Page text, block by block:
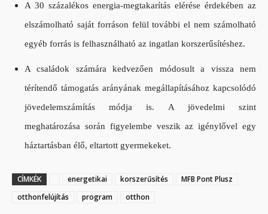
A 30 százalékos energia-megtakarítás elérése érdekében az
elszámolható saját forráson felül további el nem számolható
egyéb forrás is felhasználható az ingatlan korszerűsítéshez.
A családok számára kedvezően módosult a vissza nem
térítendő támogatás arányának megállapításához kapcsolódó
jövedelemszámítás módja is. A jövedelmi szint
meghatározása során figyelembe veszik az igénylővel egy
háztartásban élő, eltartott gyermekeket.
CÍMKÉK energetikai korszerűsítés
MFB Pont Plusz
otthonfelújítás
program otthon